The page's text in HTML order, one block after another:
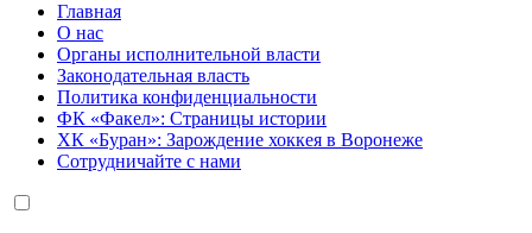
Главная
О нас
Органы исполнительной власти
Законодательная власть
Политика конфиденциальности
ФК «Факел»: Страницы истории
ХК «Буран»: Зарождение хоккея в Воронеже
Сотрудничайте с нами